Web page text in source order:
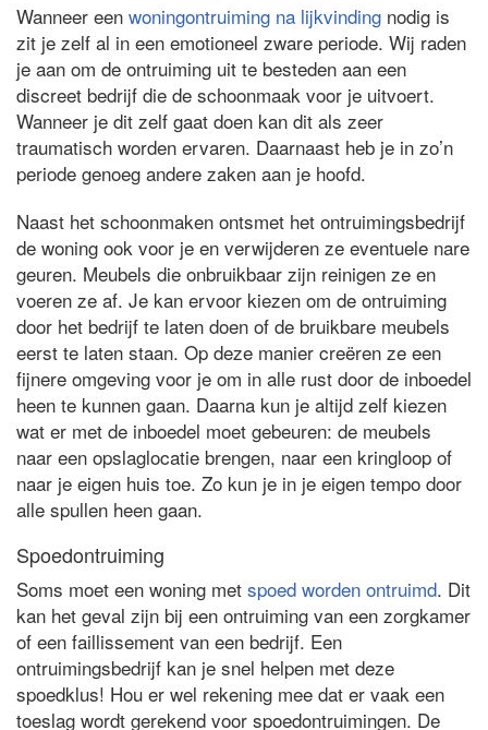
Wanneer een woningontruiming na lijkvinding nodig is
zit je zelf al in een emotioneel zware periode. Wij raden
je aan om de ontruiming uit te besteden aan een
discreet bedrijf die de schoonmaak voor je uitvoert.
Wanneer je dit zelf gaat doen kan dit als zeer
traumatisch worden ervaren. Daarnaast heb je in zo’n
periode genoeg andere zaken aan je hoofd.
Naast het schoonmaken ontsmet het ontruimingsbedrijf
de woning ook voor je en verwijderen ze eventuele nare
geuren. Meubels die onbruikbaar zijn reinigen ze en
voeren ze af. Je kan ervoor kiezen om de ontruiming
door het bedrijf te laten doen of de bruikbare meubels
eerst te laten staan. Op deze manier creëren ze een
fijnere omgeving voor je om in alle rust door de inboedel
heen te kunnen gaan. Daarna kun je altijd zelf kiezen
wat er met de inboedel moet gebeuren: de meubels
naar een opslaglocatie brengen, naar een kringloop of
naar je eigen huis toe. Zo kun je in je eigen tempo door
alle spullen heen gaan.
Spoedontruiming
Soms moet een woning met spoed worden ontruimd. Dit
kan het geval zijn bij een ontruiming van een zorgkamer
of een faillissement van een bedrijf. Een
ontruimingsbedrijf kan je snel helpen met deze
spoedklus! Hou er wel rekening mee dat er vaak een
toeslag wordt gerekend voor spoedontruimingen. De